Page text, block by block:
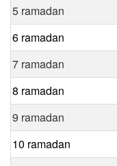
5 ramadan
6 ramadan
7 ramadan
8 ramadan
9 ramadan
10 ramadan